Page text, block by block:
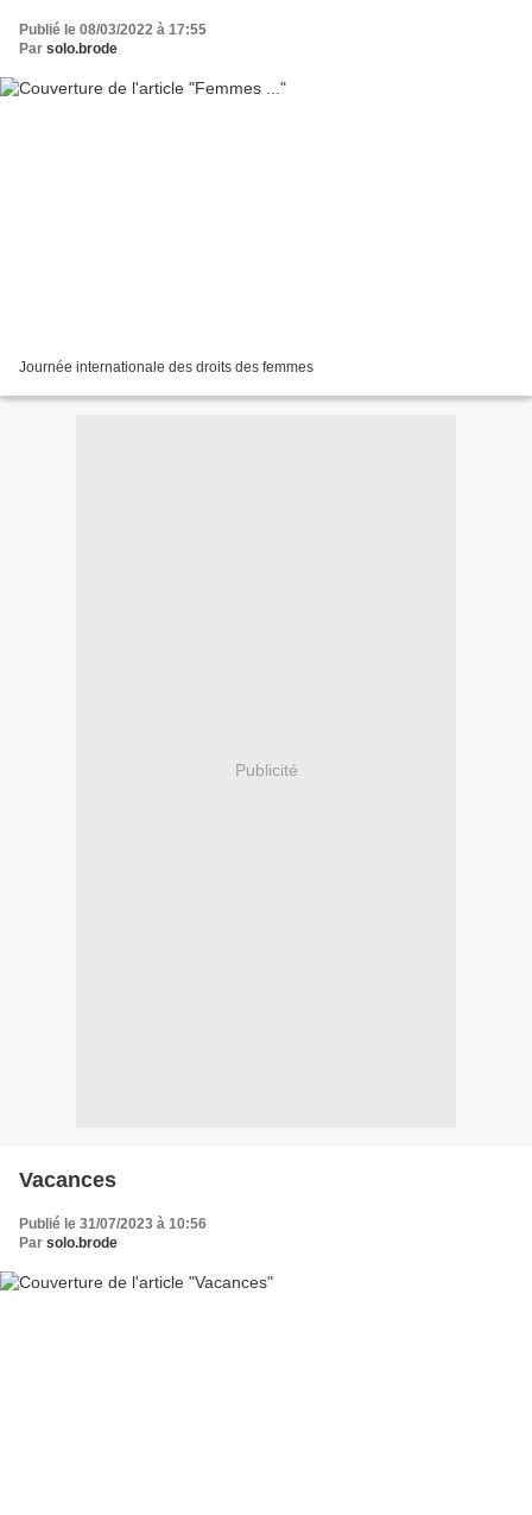
Publié le 08/03/2022 à 17:55
Par solo.brode
Journée internationale des droits des femmes
Publicité
Vacances
Publié le 31/07/2023 à 10:56
Par solo.brode